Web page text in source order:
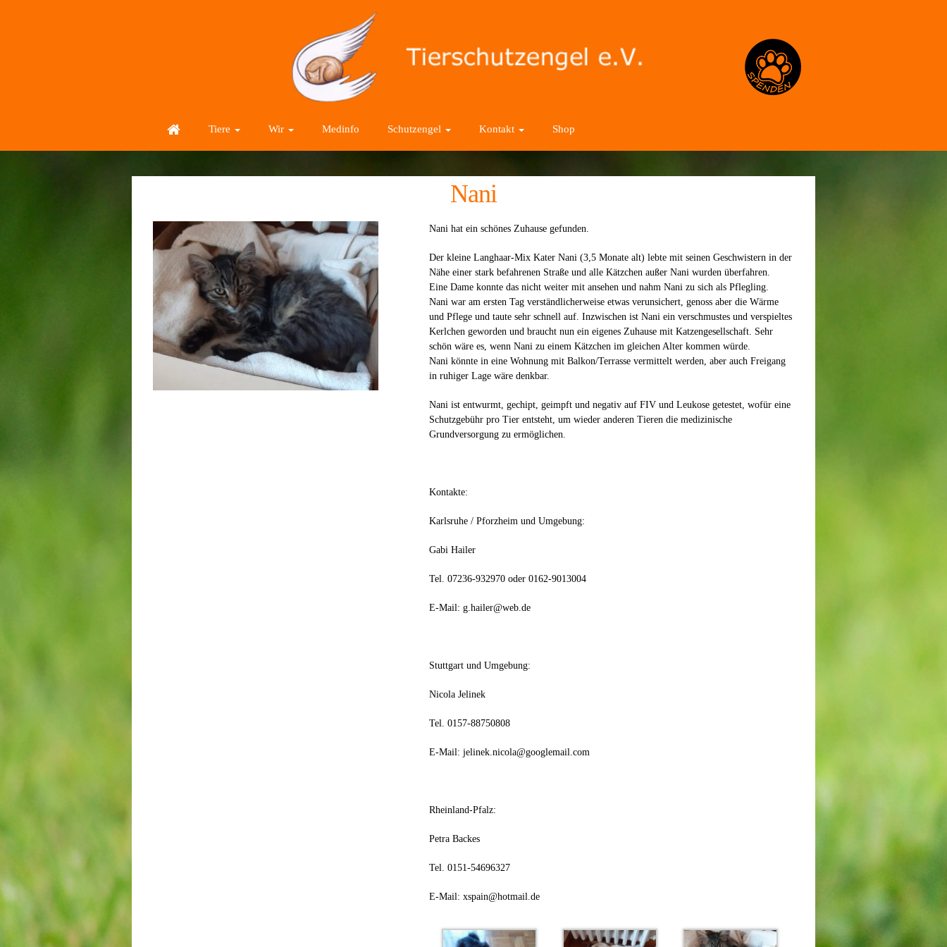
Tiere Wir Medinfo Schutzengel Kontakt Shop
Nani
Nani hat ein schönes Zuhause gefunden.
Der kleine Langhaar-Mix Kater Nani (3,5 Monate alt) lebte mit seinen Geschwistern in der
Nähe einer stark befahrenen Straße und alle Kätzchen außer Nani wurden überfahren.
Eine Dame konnte das nicht weiter mit ansehen und nahm Nani zu sich als Pflegling.
Nani war am ersten Tag verständlicherweise etwas verunsichert, genoss aber die Wärme
und Pflege und taute sehr schnell auf. Inzwischen ist Nani ein verschmustes und verspieltes
Kerlchen geworden und braucht nun ein eigenes Zuhause mit Katzengesellschaft. Sehr
schön wäre es, wenn Nani zu einem Kätzchen im gleichen Alter kommen würde.
Nani könnte in eine Wohnung mit Balkon/Terrasse vermittelt werden, aber auch Freigang
in ruhiger Lage wäre denkbar.
Nani ist entwurmt, gechipt, geimpft und negativ auf FIV und Leukose getestet, wofür eine
Schutzgebühr pro Tier entsteht, um wieder anderen Tieren die medizinische
Grundversorgung zu ermöglichen.
Kontakte:
Karlsruhe / Pforzheim und Umgebung:
Gabi Hailer
Tel. 07236-932970 oder 0162-9013004
E-Mail: g.hailer@web.de
Stuttgart und Umgebung:
Nicola Jelinek
Tel. 0157-88750808
E-Mail: jelinek.nicola@googlemail.com
Rheinland-Pfalz:
Petra Backes
Tel. 0151-54696327
E-Mail: xspain@hotmail.de